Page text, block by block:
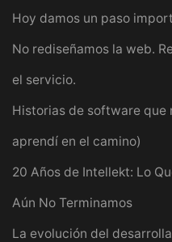
Hoy damos un paso
No rediseñamos la web.
el servicio.
Historias de software que
aprendí en el camino)
20 Años de Intellekt: Lo
Aún No Terminamos
La evolución del